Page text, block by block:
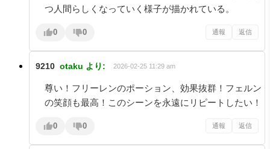
つ人間らしくなっていく様子が描かれている。
0 0 通報 返信
9210 otaku より: 2026-02-25 11:29 am
尊い！フリーレンのポーション、効果抜群！フェルン
の笑顔も最高！このシーンを永遠にリピートしたい！
0 0 通報 返信